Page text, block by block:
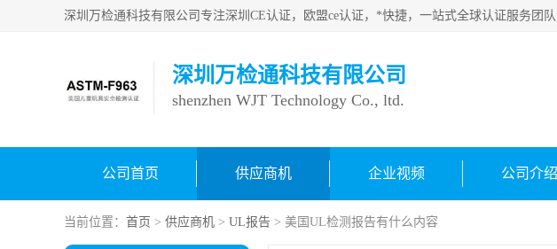
深圳万检通科技有限公司
shenzhen WJT Technology Co., ltd.
公司首页 供应商机 企业视频 公司介绍
当前位置： 首页 > 供应商机 > UL报告 > 美国UL检测报告有什么内容